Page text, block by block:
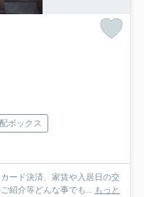
ボックス
ード決済、家賃や入居日の交
紹介等どんな事でも... もっと